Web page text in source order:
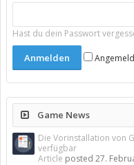
Hast du dein Passwort
Game News
Die Vorinstallation von
verfügbar
Article posted 27.